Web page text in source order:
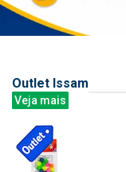
Outlet Issam
Veja mais